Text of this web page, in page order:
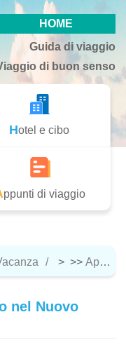
HOME
Guida di viaggio
di buon senso
Hotel e cibo
Appunti di viaggio
> >> Appunti Di Viaggio
nel Nuovo